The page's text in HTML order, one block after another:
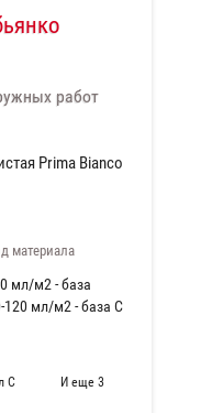
работ
Prima Bianco
материала
мл/м2 - база
120 мл/м2 - база С
C И еще 3